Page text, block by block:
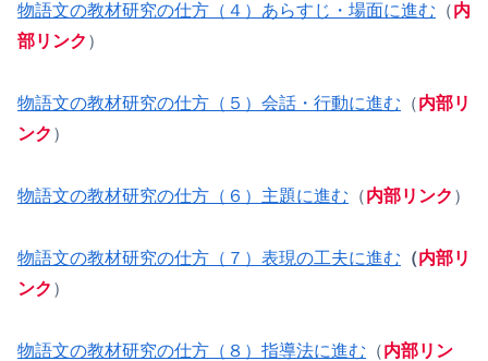
物語文の教材研究の仕方（４）あらすじ・場面に進む （内
部リンク ）
物語文の教材研究の仕方（５）会話・行動に進む （内部リ
ンク ）
物語文の教材研究の仕方（６）主題に進む （内部リンク ）
物語文の教材研究の仕方（７）表現の工夫に進む （内部リ
ンク ）
物語文の教材研究の仕方（８）指導法に進む （内部リン